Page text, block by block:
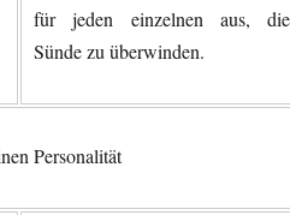
für jeden einzelnen aus, die
Sünde zu überwinden.
Personalität